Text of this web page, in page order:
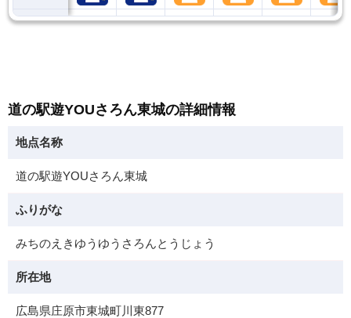
道の駅遊YOUさろん東城の詳細情報
地点名称
道の駅遊YOUさろん東城
ふりがな
みちのえきゆうゆうさろんとうじょう
所在地
広島県庄原市東城町川東877